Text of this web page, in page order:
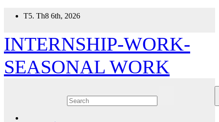
T5. Th8 6th, 2026
INTERNSHIP-WORK-
SEASONAL WORK